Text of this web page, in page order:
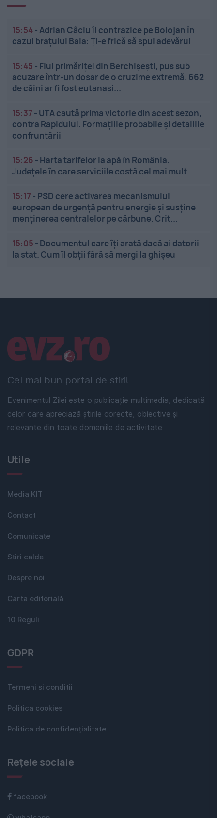
15:54-Adrian Câciu îl contrazice pe Bolojan în
cazul brațului Bala: Ți-e frică să spui adevărul
15:45 - Fiul primăriței din Berchișești, pus sub
acuzare într-un dosar de o cruzime extremă. 662
de câini ar fi fost eutanasi...
15:37 - UTA caută prima victorie din acest sezon,
contra Rapidului. Formațiile probabile și detaliile
confruntării
15:26 - Harta tarifelor la apă în România.
Județele în care serviciile costă cel mai mult
15:17 - PSD cere activarea mecanismului
european de urgență pentru energie și susține
menținerea centralelor pe cărbune. Crit...
15:05 - Documentul care îți arată dacă ai datorii
la stat. Cum îl obții fără să mergi la ghișeu
Cel mai bun portal de stiri!
Evenimentul Zilei este o publicație multimedia, dedicată
celor care apreciază știrile corecte, obiective și
relevante din toate domeniile de activitate
Linkuri utile
Utile
Media KIT
Contact
Comunicate
Stiri calde
Despre noi
Carta editorială
10 Reguli
GDPR
Termeni si conditii
Politica cookies
Politica de confidențialitate
Rețele sociale
facebook